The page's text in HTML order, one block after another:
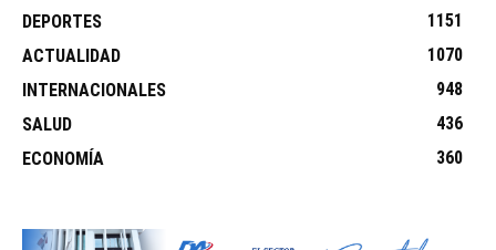
DEPORTES
1151
ACTUALIDAD
1070
INTERNACIONALES
948
SALUD
436
ECONOMÍA
360